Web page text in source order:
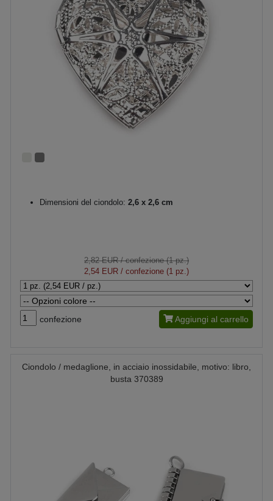
Dimensioni del ciondolo: 2,6 x 2,6 cm
2,82 EUR/ confezione (1 pz.)
2,54 EUR / confezione (1 pz.)
confezione Aggiungi al carrello
Ciondolo / medaglione, in acciaio inossidabile, motivo: libro,
busta 370389